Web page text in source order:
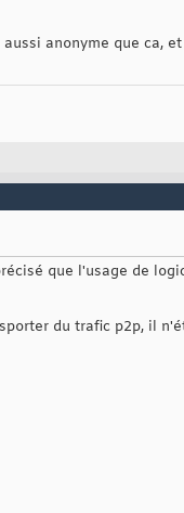
anonyme que ca,
que l'usage de
du trafic p2p, il